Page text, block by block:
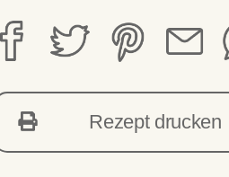
Rezept drucken